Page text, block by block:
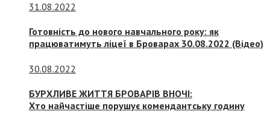
31.08.2022
Готовність до нового навчального року: як
працюватимуть ліцеї в Броварах 30.08.2022 (Відео)
30.08.2022
БУРХЛИВЕ ЖИТТЯ БРОВАРІВ ВНОЧІ:
Хто найчастіше порушує комендантську годину